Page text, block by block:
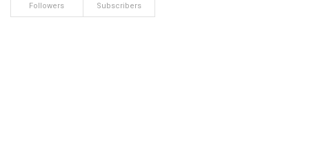
Followers Subscribers